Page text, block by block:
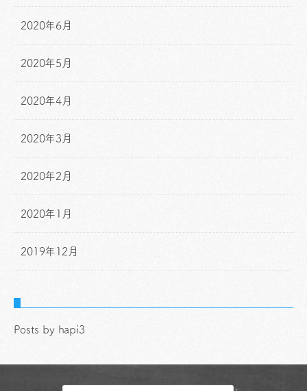
2020年6月
2020年5月
2020年4月
2020年3月
2020年2月
2020年1月
2019年12月
Posts by hapi3